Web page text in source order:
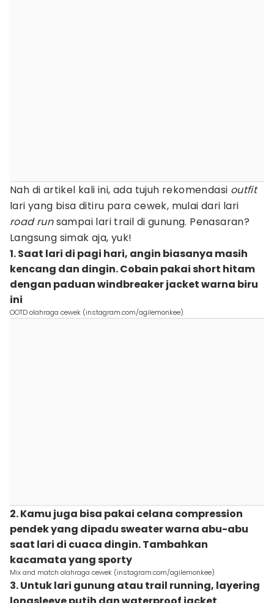
Nah di artikel kali ini, ada tujuh rekomendasi outfit
lari yang bisa ditiru para cewek, mulai dari lari
road runsampai lari trail di gunung. Penasaran?
Langsung simak aja, yuk!
1. Saat lari di pagi hari, angin biasanya masih
kencang dan dingin. Cobain pakai short hitam
dengan paduan windbreaker jacket warna biru
ini
OOTD olahraga cewek (instagram.com/agilemonkee)
2. Kamu juga bisa pakai celana compression
pendek yang dipadu sweater warna abu-abu
saat lari di cuaca dingin. Tambahkan
kacamata yang sporty
Mix and match olahraga cewek (instagram.com/agilemonkee)
3. Untuk lari gunung atau trail running, layering